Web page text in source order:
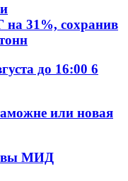
на 31%, сохранив
до 16:00 6
или новая
МИД